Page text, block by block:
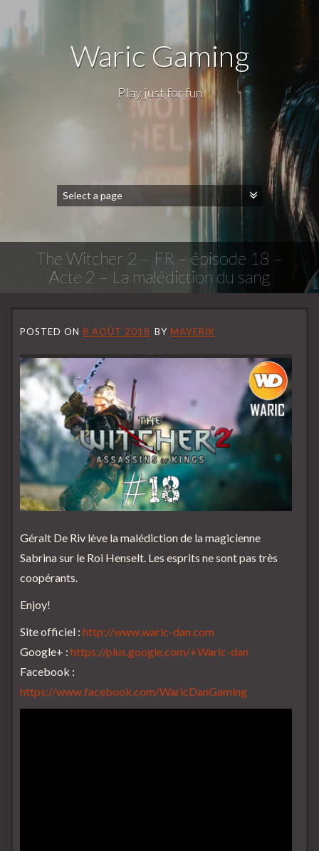
Waric Gaming
Play just for fun
The Witcher 2 – FR – épisode 18 –
Acte 2 – La malédiction du sang
POSTED ON 8 AOÛT 2018 BY MAVERIK
Géralt De Riv lève la malédiction de la magicienne
Sabrina sur le Roi Henselt. Les esprits ne sont pas très
coopérants.
Enjoy!
Site officiel : http://www.waric-dan.com
Google+ : https://plus.google.com/+Waric-dan
Facebook :
https://www.facebook.com/WaricDanGaming